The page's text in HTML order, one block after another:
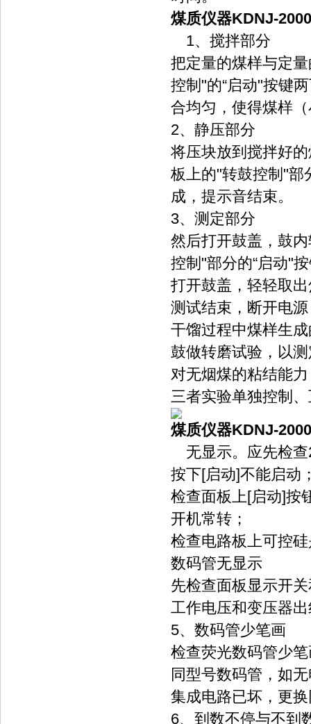
煤质仪器KDNJ-
1、搅拌部分
把定量的煤样与定
控制"的“启动"按键
合均匀，使得煤样
2、静压部分
将压块放到搅拌好
板上的"转鼓控制"部
成，提示音结束。
3、测定部分
然后打开鼓盖，鼓
控制"部分的“启动"
打开鼓盖，轻轻取
测试结束，断开电
干馏过程中煤样生
鼓做转磨试验，以
对无烟煤的粘结能
三者实验单独控制
煤质仪器KDNJ-
无显示。应先检查
按下[启动]不能启动
检查面板上[启动]按
开机常转；
检查电路板上可控
数码管无显示
先检查面板显示开
工作电压和变压器
5、数码管少笔画
检查荧光数码管少
同型号数码管，如
集成电路已坏，更
6、到数不停与不到